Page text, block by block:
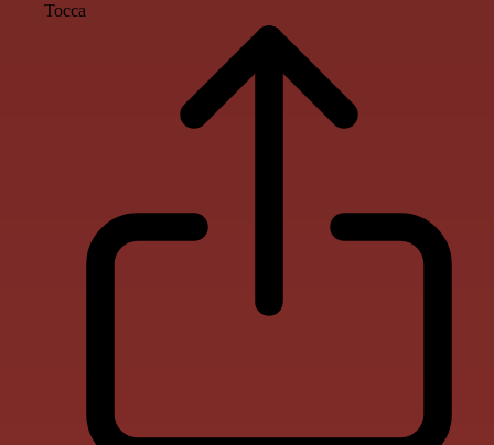
Tocca